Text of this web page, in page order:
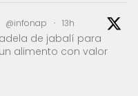
@infonap · 13h
de jabalí para
alimento con valor